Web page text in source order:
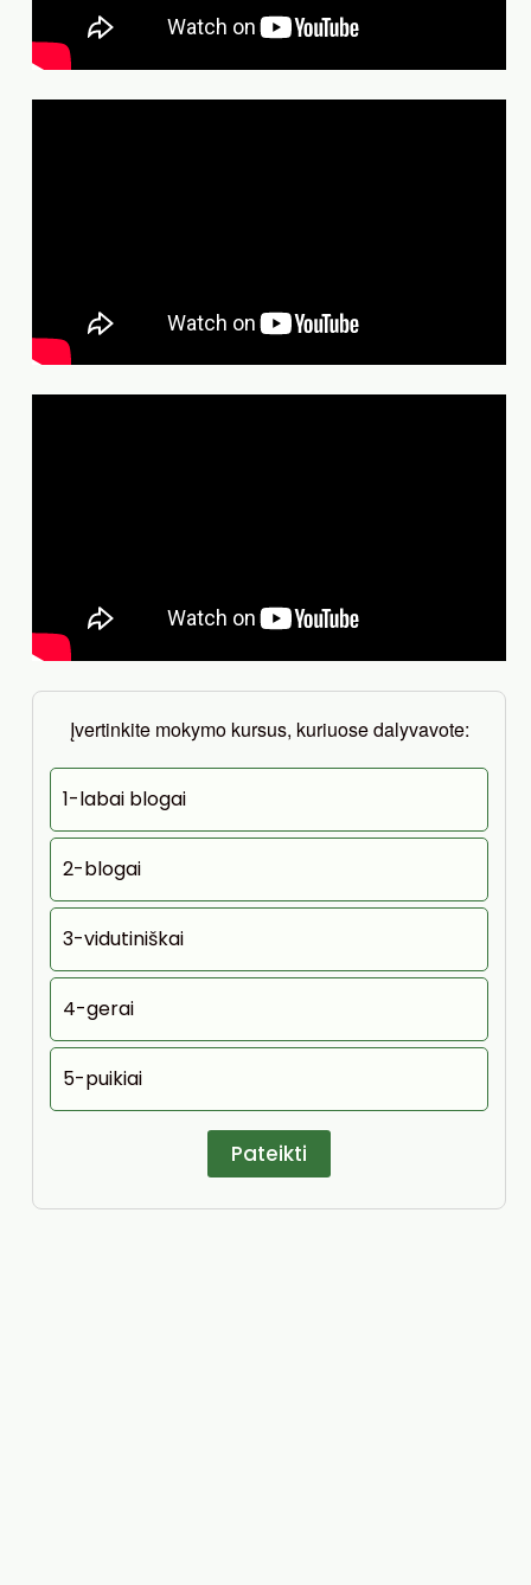
Įvertinkite mokymo kursus, kuriuose dalyvavote:
1-labai blogai
2-blogai
3-vidutiniškai
4-gerai
5-puikiai